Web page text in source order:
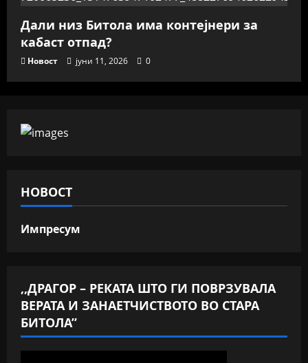
Дали низ Битола има контејнери за
кабаст отпад?
Новост јуни 11, 2026 0
НОВОСТ
Импресум
,,ДРАГОР – РЕКАТА ШТО ГИ ПОВРЗУВАЛА
ВЕРАТА И ЗАНАЕТЧИСТВОТО ВО СТАРА
БИТОЛА”